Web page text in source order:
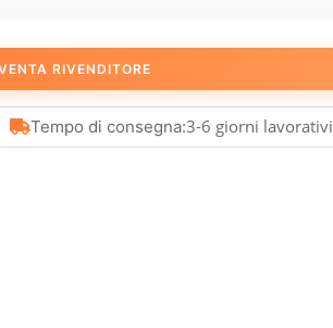
RIVENDITORE
Tempo di consegna:3-6 giorni lavorativi